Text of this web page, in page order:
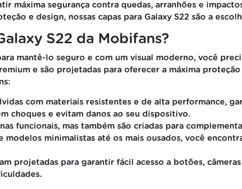
máxima segurança contra quedas, arranhões e
e design, nossas capas para Galaxy S22 são a
S22 da Mobifans?
mantê-lo seguro e com um visual moderno, você
e são projetadas para oferecer a máxima
com materiais resistentes e de alta performance,
choques e evitam danos ao seu dispositivo.
funcionais, mas também são criadas para
modelos minimalistas até os mais ousados, você
projetadas para garantir fácil acesso a botões,